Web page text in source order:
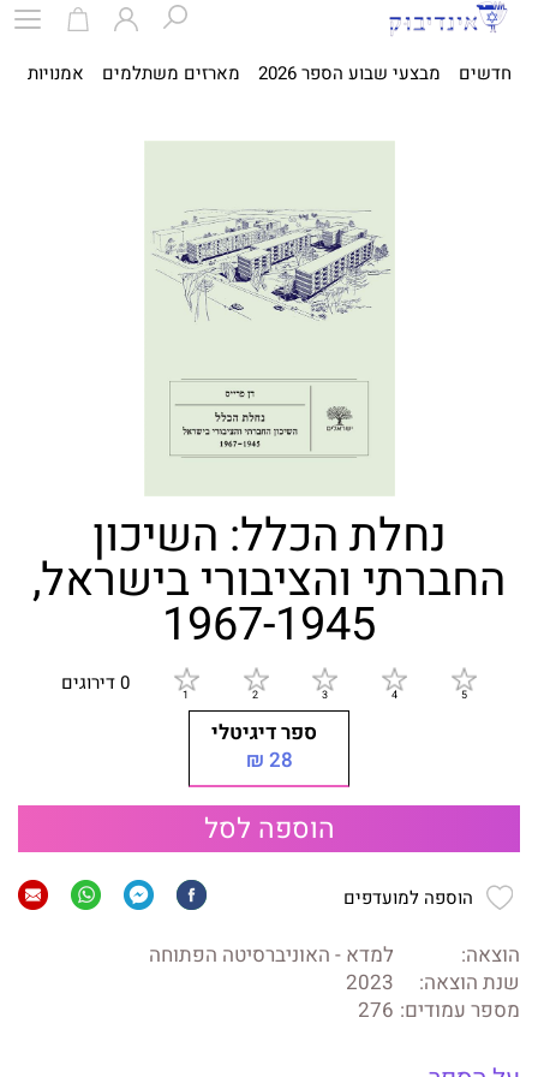
חדשים מבצעי שבוע הספר 2026 מארזים משתלמים אמנויות
נחלת הכלל: השיכון
החברתי והציבורי בישראל,
1967-1945
0 דירוגים
ספר דיגיטלי
28 ₪
הוספה לסל
הוספה למועדפים
הוצאה:
למדא - האוניברסיטה הפתוחה
שנת הוצאה:
2023
מספר עמודים: 276